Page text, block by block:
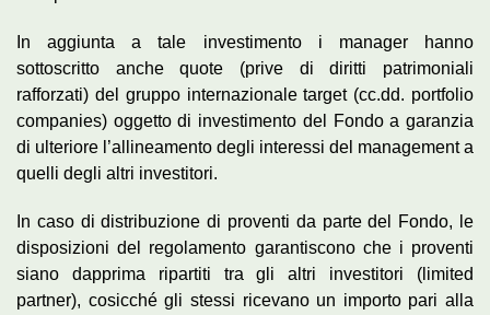
In aggiunta a tale investimento i manager hanno
sottoscritto anche quote (prive di diritti patrimoniali
rafforzati) del gruppo internazionale target (cc.dd. portfolio
companies) oggetto di investimento del Fondo a garanzia
di ulteriore l’allineamento degli interessi del management a
quelli degli altri investitori.
In caso di distribuzione di proventi da parte del Fondo, le
disposizioni del regolamento garantiscono che i proventi
siano dapprima ripartiti tra gli altri investitori (limited
partner), cosicché gli stessi ricevano un importo pari alla